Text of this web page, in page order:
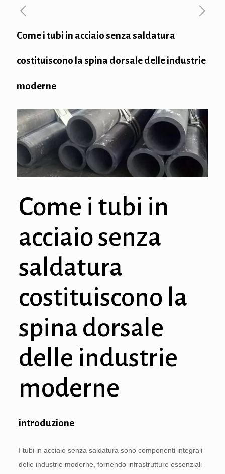
Come i tubi in acciaio senza saldatura
costituiscono la spina dorsale delle industrie
moderne
Come i tubi in
acciaio senza
saldatura
costituiscono la
spina dorsale
delle industrie
moderne
introduzione
I tubi in acciaio senza saldatura sono componenti integrali
delle industrie moderne, fornendo infrastrutture essenziali